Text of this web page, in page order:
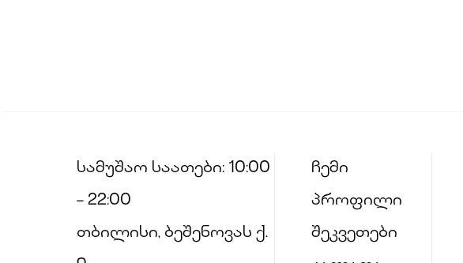
სამუშაო საათები: 10:00
– 22:00
თბილისი, ბეშენოვას ქ.
ჩემი
პროფილი
შეკვეთები